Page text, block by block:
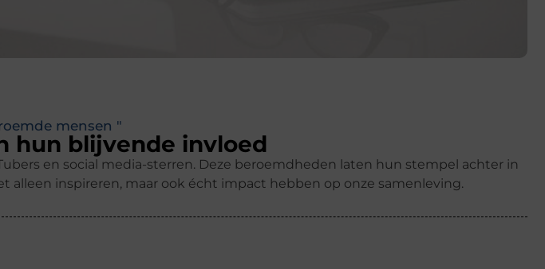
mensen "
hun blijvende invloed
en social media-sterren. Deze beroemdheden laten hun stempel achter in
inspireren, maar ook écht impact hebben op onze samenleving.